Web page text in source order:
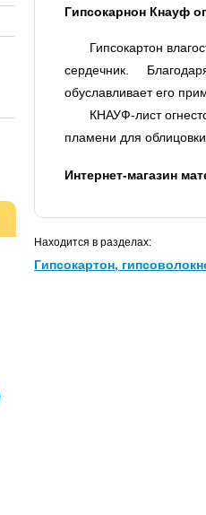
Гипсокарнон Кнауф
Гипсокартон
сердечник.
обуславливает его
КНАУФ-лист
пламени для
Интернет-магазин
Находится в разделах:
Гипсокартон,